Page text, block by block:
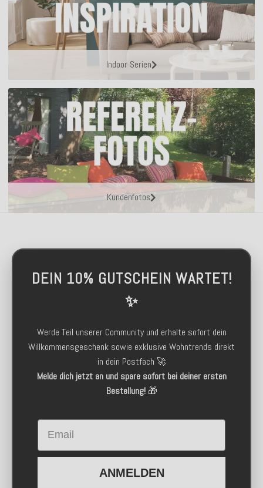
Indoor Serien
Kundenfotos
DEIN 10% GUTSCHEIN WARTET!
✨
Werde Teil unserer Community und erhalte sofort dein
Willkommensgeschenk sowie exklusive Wohntrends direkt
in dein Postfach 🚀
Melde dich jetzt an und spare sofort bei deiner ersten
Bestellung!🎁
Email
ANMELDEN